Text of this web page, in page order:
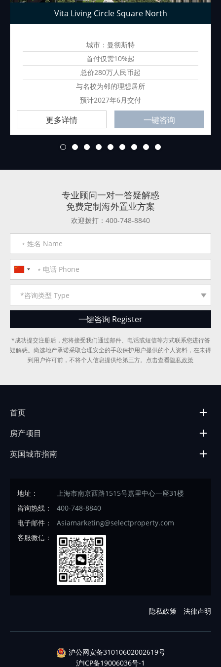
Vita Living Circle Square North
城市：曼彻斯特
首付仅需10%起
总价280万人民币起
与名校为邻的理想居所
预计2027年6月交付
更多详情 一键咨询
3 4 5 6 7 8 9
专业顾问一对一答疑解惑
免费定制海外置业方案
欢迎拨打：400-748-8840
*成功提交注册后，您将接受我们通过邮件、电话或短信等方式联系您进行答
疑解惑。尚选地产承诺采取合理安全的手段保护用户提供的个人资料，在未得
到用户许可前，不将个人信息提供给第三方。点击查看隐私政策
首页
房产项目
英国城市指南
地址：
上海市南京西路1515号嘉里中心一座31楼
咨询热线：
400-748-8840
电子邮件：
Asiamarketing@selectproperty.com
客服微信：
隐私政策 法律声明
沪公网安备31010602002619号
沪ICP备19006036号-1